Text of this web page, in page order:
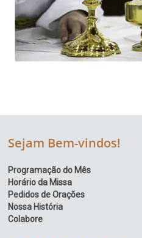
Sejam Bem-vindos!
Programação do Mês
Horário da Missa
Pedidos de Orações
Nossa História
Colabore